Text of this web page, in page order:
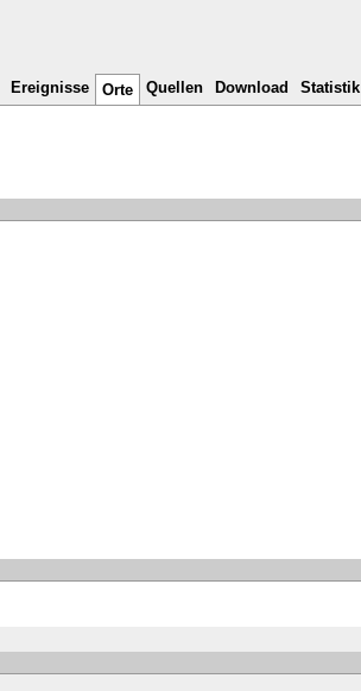
Ereignisse Orte Quellen Download Statistik